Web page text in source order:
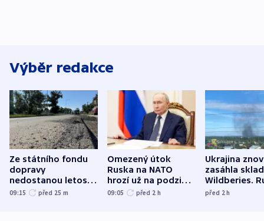
Výběr redakce
Ze státního fondu
dopravy
nedostanou letos
kraje na silnice ani
09:15 před 25 m
Omezený útok
Ruska na NATO
hrozí už na podzim,
varují tajné služby
09:05 před 2 h
Ukrajina
zasáhla
Wildberies.
útočili v
před 2h